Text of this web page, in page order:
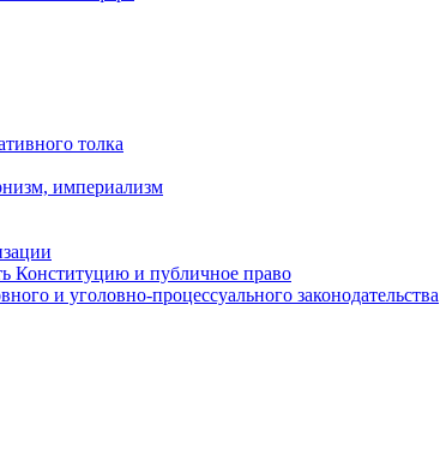
толка
империализм
Конституцию и публичное право
и уголовно-процессуального законодательства